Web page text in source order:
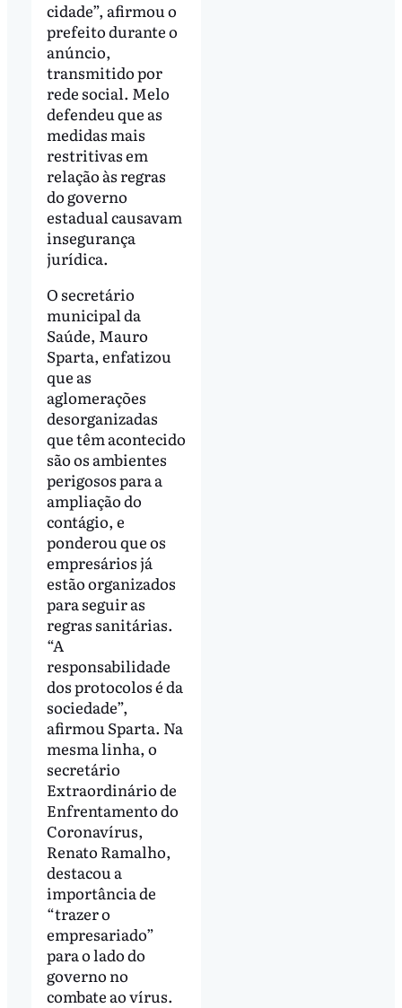
cidade”, afirmou o
prefeito durante o
anúncio,
transmitido por
rede social. Melo
defendeu que as
medidas mais
restritivas em
relação às regras
do governo
estadual causavam
insegurança
jurídica.
O secretário
municipal da
Saúde, Mauro
Sparta, enfatizou
que as
aglomerações
desorganizadas
que têm acontecido
são os ambientes
perigosos para a
ampliação do
contágio, e
ponderou que os
empresários já
estão organizados
para seguir as
regras sanitárias.
“A
responsabilidade
dos protocolos é da
sociedade”,
afirmou Sparta. Na
mesma linha, o
secretário
Extraordinário de
Enfrentamento do
Coronavírus,
Renato Ramalho,
destacou a
importância de
“trazer o
empresariado”
para o lado do
governo no
combate ao vírus.